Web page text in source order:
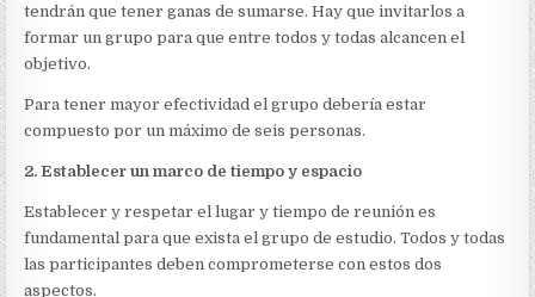
tendrán que tener ganas de sumarse. Hay que invitarlos a
formar un grupo para que entre todos y todas alcancen el
objetivo.
Para tener mayor efectividad el grupo debería estar
compuesto por un máximo de seis personas.
2. Establecer un marco de tiempo y espacio
Establecer y respetar el lugar y tiempo de reunión es
fundamental para que exista el grupo de estudio. Todos y todas
las participantes deben comprometerse con estos dos
aspectos.